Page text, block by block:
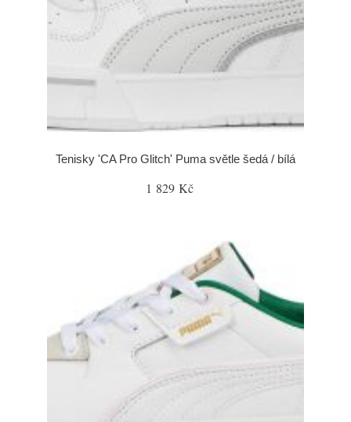
Tenisky 'CA Pro Glitch' Puma světle šedá / bílá
1 829 Kč